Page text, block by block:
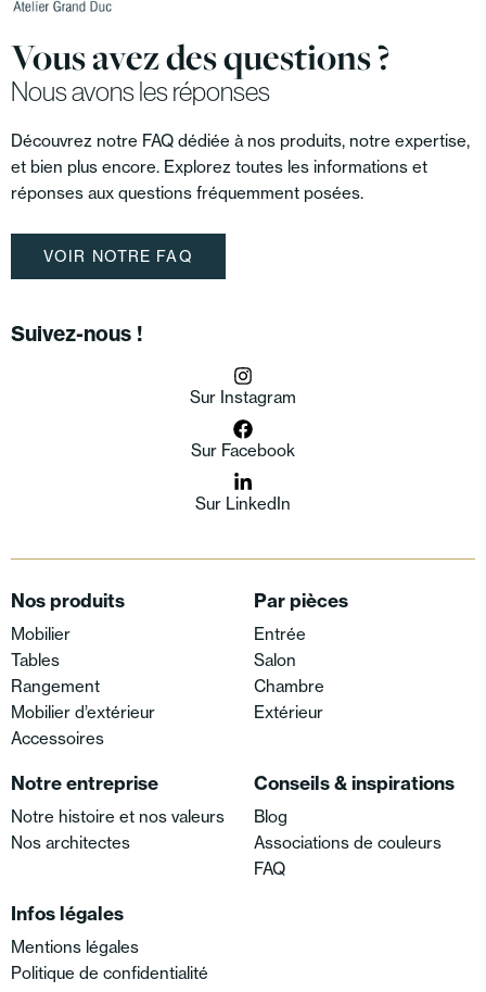
Vous avez des questions ?
Nous avons les réponses
Découvrez notre FAQ dédiée à nos produits, notre expertise,
et bien plus encore. Explorez toutes les informations et
réponses aux questions fréquemment posées.
VOIR NOTRE FAQ
Suivez-nous !
Sur Instagram
Sur Facebook
Sur LinkedIn
Nos produits
Mobilier
Tables
Rangement
Mobilier d’extérieur
Accessoires
Par pièces
Entrée
Salon
Chambre
Extérieur
Notre entreprise
Notre histoire et nos valeurs
Nos architectes
Conseils & inspirations
Blog
Associations de couleurs
FAQ
Infos légales
Mentions légales
Politique de confidentialité